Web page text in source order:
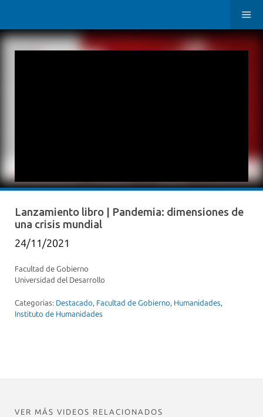
Lanzamiento libro | Pandemia: dimensiones de
una crisis mundial
24/11/2021
Facultad de Gobierno
Universidad del Desarrollo
Categorias: Destacado, Facultad de Gobierno, Humanidades,
Instituto de Humanidades
VER MÁS VIDEOS RELACIONADOS